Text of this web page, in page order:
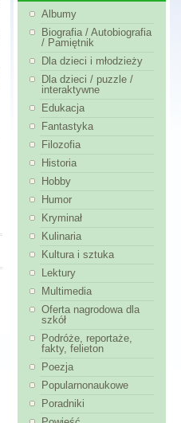
Albumy
Biografia / Autobiografia
/ Pamiętnik
Dla dzieci i młodzieży
Dla dzieci / puzzle /
interaktywne
Edukacja
Fantastyka
Filozofia
Historia
Hobby
Humor
Kryminał
Kulinaria
Kultura i sztuka
Lektury
Multimedia
Oferta nagrodowa dla
szkół
Podróże, reportaże,
fakty, felieton
Poezja
Popularnonaukowe
Poradniki